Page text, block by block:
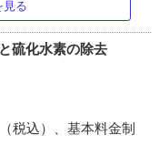
見る
硫化水素の除去
税込）、基本料金制